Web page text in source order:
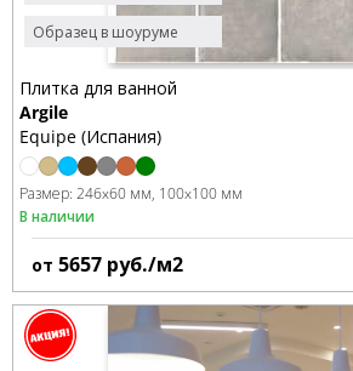
Образец в шоуруме
Плитка для ванной
Argile
Equipe (Испания)
Размер: 246x60 мм 100x100 мм
В наличии
от 5657 руб./м2